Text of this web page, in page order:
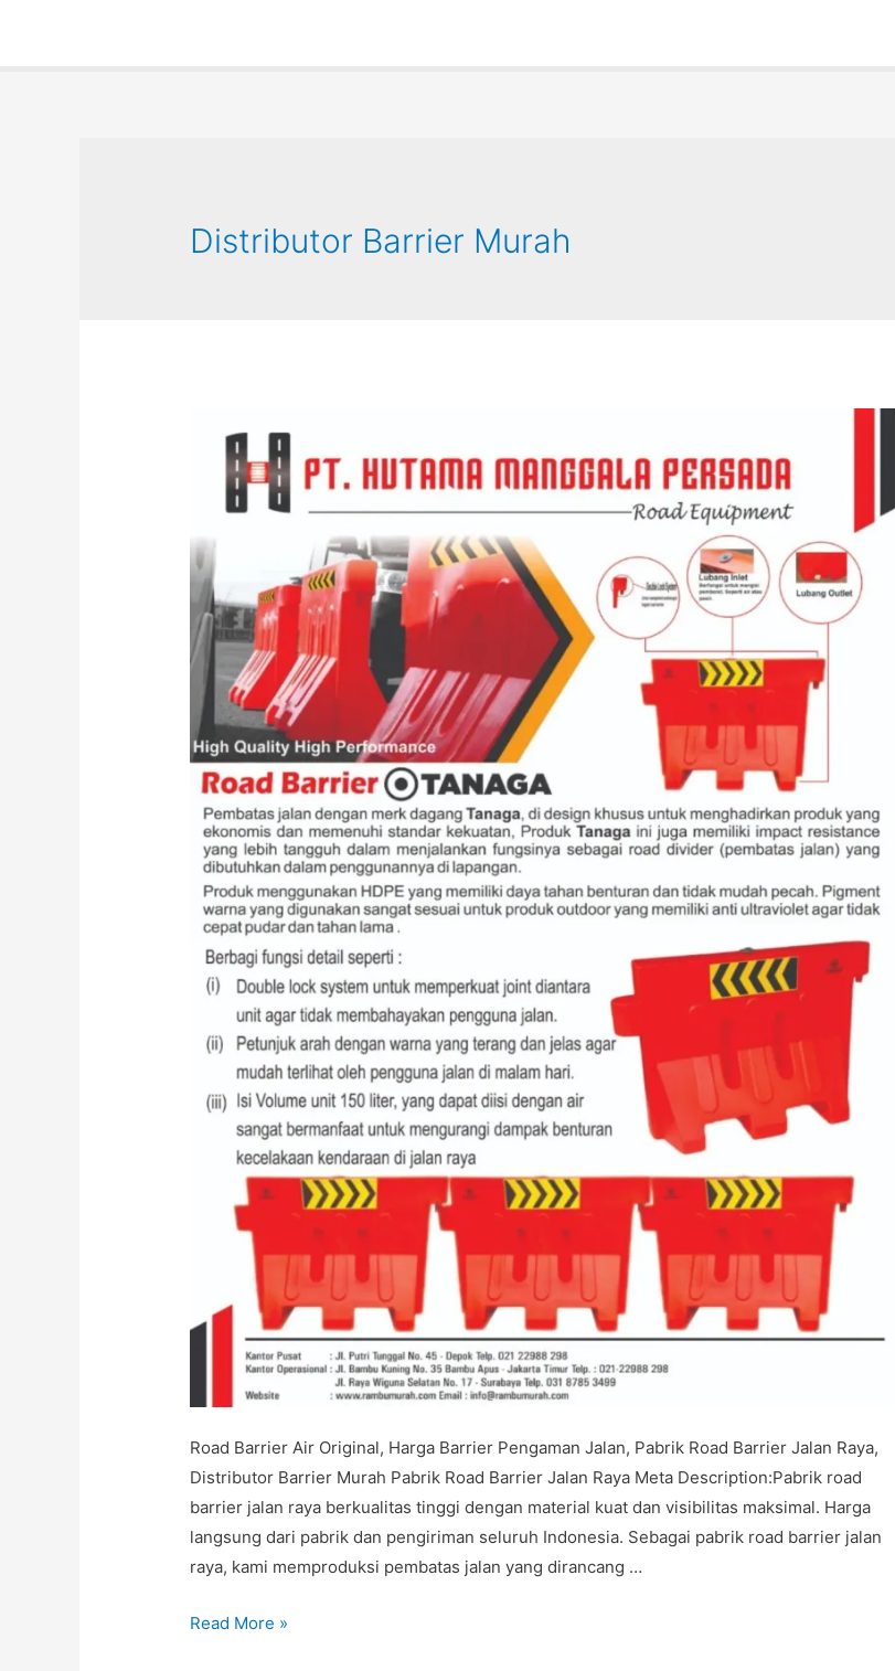
Distributor Barrier Murah
Road Barrier Air Original, Harga Barrier Pengaman Jalan, Pabrik Road Barrier Jalan Raya,
Distributor Barrier Murah Pabrik Road Barrier Jalan Raya Meta Description:Pabrik road
barrier jalan raya berkualitas tinggi dengan material kuat dan visibilitas maksimal. Harga
langsung dari pabrik dan pengiriman seluruh Indonesia. Sebagai pabrik road barrier jalan
raya, kami memproduksi pembatas jalan yang dirancang …
Road
Read More »